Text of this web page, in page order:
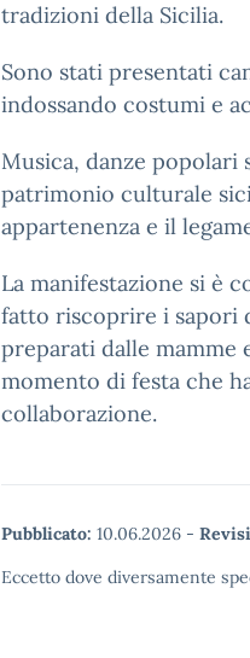
tradizioni della Sicilia.
Sono stati presentati
indossando costumi e
Musica, danze popolari
patrimonio culturale
appartenenza e il
La manifestazione si è
fatto riscoprire i sapori
preparati dalle mamme
momento di festa che
collaborazione.
Pubblicato: 10.06.2026 -
Eccetto dove diversamente